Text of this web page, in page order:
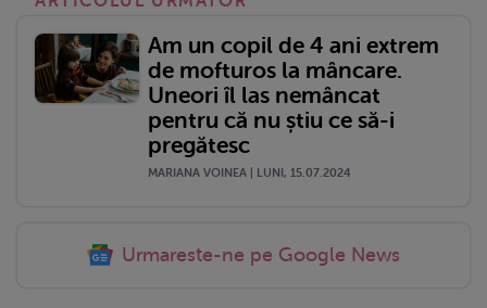
Am un copil de 4 ani extrem
de mofturos la mâncare.
Uneori îl las nemâncat
pentru că nu știu ce să-i
pregătesc
MARIANA VOINEA | LUNI, 15.07.2024
Urmareste-ne pe Google News